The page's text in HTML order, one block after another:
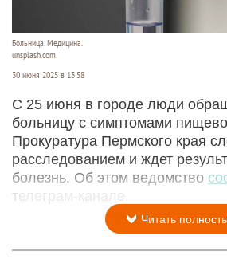
Больница. Медицина.
unsplash.com
30 июня 2025 в 13:58
С 25 июня в городе люди
больницу с симптомами
Прокуратура Пермского края
расследованием и ждет
болезнь. Об этом ведомство
телеграм-канале.
Читать